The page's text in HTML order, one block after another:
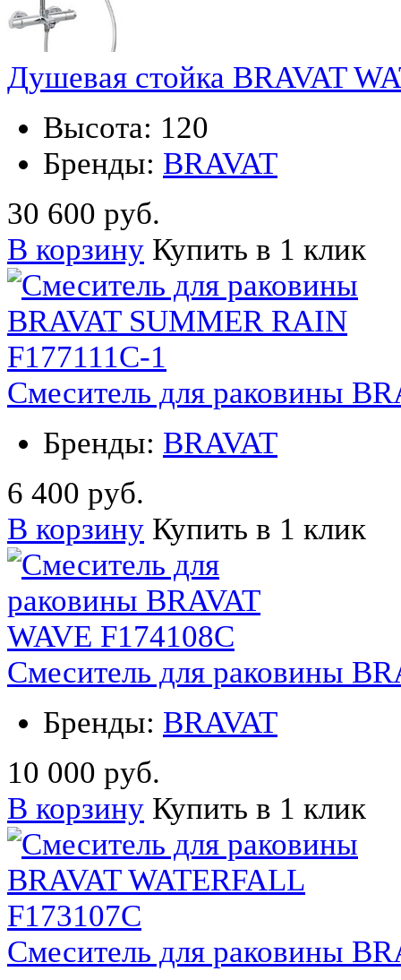
Душевая стойка BRAVAT
Высота: 120
Бренды: BRAVAT
30 600 руб.
В корзину Купить в 1 клик
Смеситель для раковины
Бренды: BRAVAT
6 400 руб.
В корзину Купить в 1 клик
Смеситель для раковины
Бренды: BRAVAT
10 000 руб.
В корзину Купить в 1 клик
Смеситель для раковины